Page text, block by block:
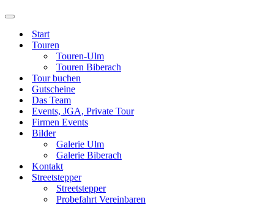
Navigations-
Start
Touren
Touren-Ulm
Touren Biberach
Tour buchen
Gutscheine
Das Team
Events, JGA, Private Tour
Firmen Events
Bilder
Galerie Ulm
Galerie Biberach
Kontakt
Streetstepper
Streetstepper
Probefahrt Vereinbaren